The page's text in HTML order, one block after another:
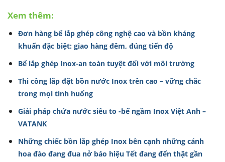
Xem thêm:
Đơn hàng bể lắp ghép công nghệ cao và bồn kháng
khuẩn đặc biệt: giao hàng đêm, đúng tiến độ
Bể lắp ghép Inox-an toàn tuyệt đối với môi trường
Thi công lắp đặt bồn nước Inox trên cao – vững chắc
trong mọi tình huống
Giải pháp chứa nước siêu to -bể ngầm Inox Việt Anh –
VATANK
Những chiếc bồn lắp ghép Inox bên cạnh những cánh
hoa đào đang đua nở báo hiệu Tết đang đến thật gần